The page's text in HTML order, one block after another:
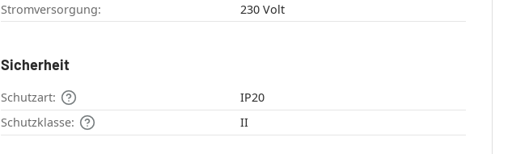
Stromversorgung:
230 Volt
Sicherheit
Schutzart:
IP20
Schutzklasse:
II